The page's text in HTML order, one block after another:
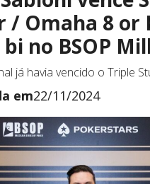
/ Omaha 8 or
no BSOP
já havia vencido o Triple
em22/11/2024